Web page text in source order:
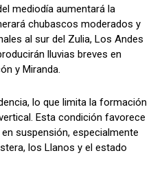
mediodía aumentará la
chubascos moderados y
al sur del Zulia, Los Andes
lluvias breves en
y Miranda.
lo que limita la formación
Esta condición favorece
suspensión, especialmente
los Llanos y el estado